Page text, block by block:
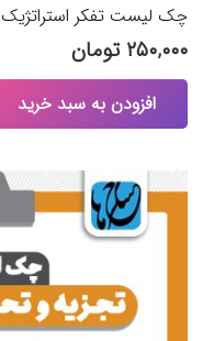
چک لیست تفکر استراتژیک
۲۵۰,۰۰۰ تومان
افزودن به سبد خرید